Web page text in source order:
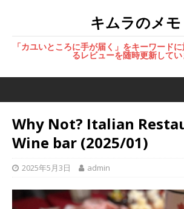
キムラのメモ
「カユいところに手が届く」をキーワード
るレビューを随時更新して
Why Not? Italian
Wine bar (2025/01)
2025年5月3日 admin